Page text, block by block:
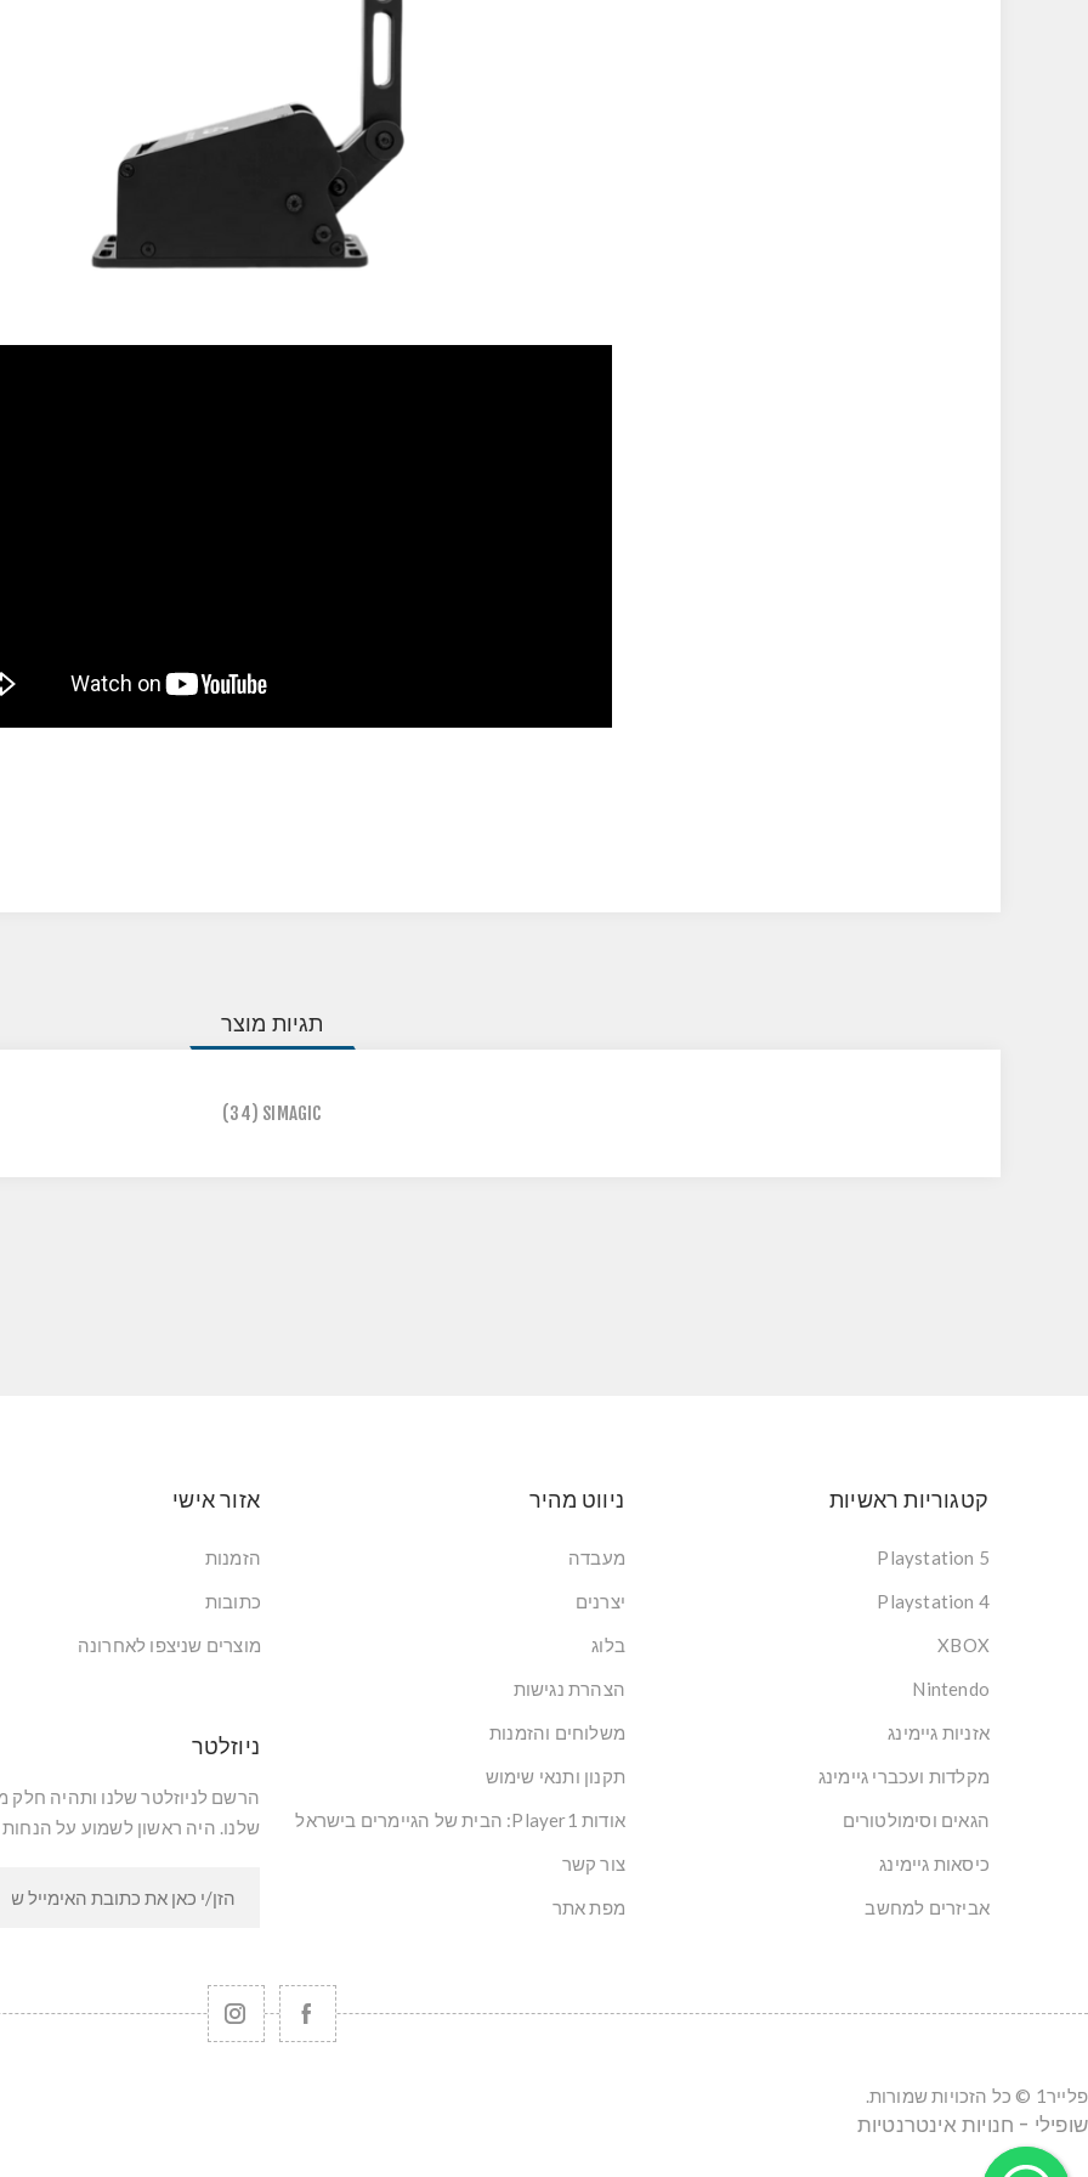
תגיות מוצר
SIMAGIC
(34)
קטגוריות ראשיות
Playstation 5
Playstation 4
XBOX
Nintendo
אזניות גיימינג
מקלדות ועכברי גיימינג
הגאים וסימולטורים
כיסאות גיימינג
אביזרים למחשב
ניווט מהיר
מעבדה
יצרנים
בלוג
הצהרת נגישות
משלוחים והזמנות
תקנון ותנאי שימוש
אודות Player1: הבית של הגיימרים בישראל
צור קשר
מפת אתר
אזור אישי
הזמנות
כתובות
מוצרים שניצפו לאחרונה
ניוזלטר
הרשם לניוזלטר שלנו ותהיה חלק
שלנו. היה ראשון לשמוע על
פלייר1 © כל הזכויות שמורות.
שופילי - חנויות אינטרנטיות